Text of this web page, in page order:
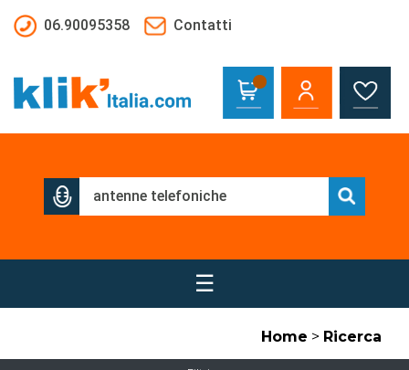
06.90095358
Contatti
☰
Home > Ricerca